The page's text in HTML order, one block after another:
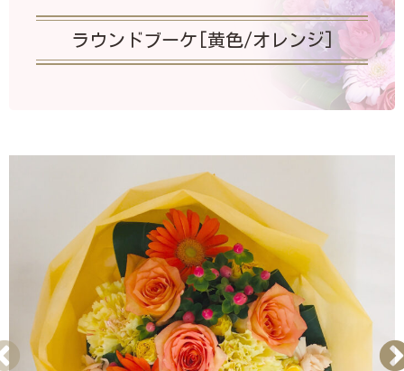
結婚祝い・結婚記念日
開店・新居・引越し祝い
歓送・昇進・退職祝い
発表会・公演お祝い
お礼・内祝い
出産祝い・お見舞い
ラウンドブーケ[黄色/オレンジ]